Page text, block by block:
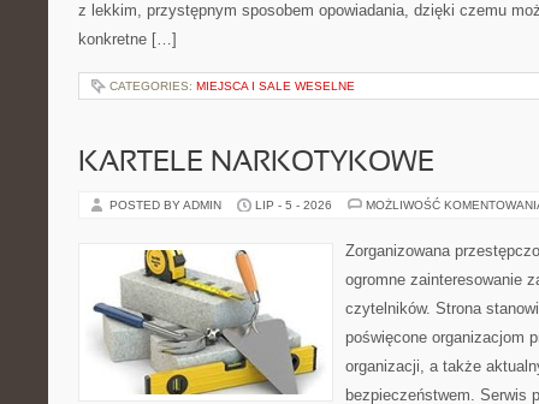
z lekkim, przystępnym sposobem opowiadania, dzięki czemu
konkretne […]
CATEGORIES: MIEJSCA I SALE WESELNE
KARTELE NARKOTYKOWE
POSTED BY ADMIN LIP - 5 - 2026 MOŻLIWOŚĆ
Zorganizowana
ogromne zainteresowanie
czytelników. Strona
poświęcone organizacjom
organizacji, a także
bezpieczeństwem. Serwis